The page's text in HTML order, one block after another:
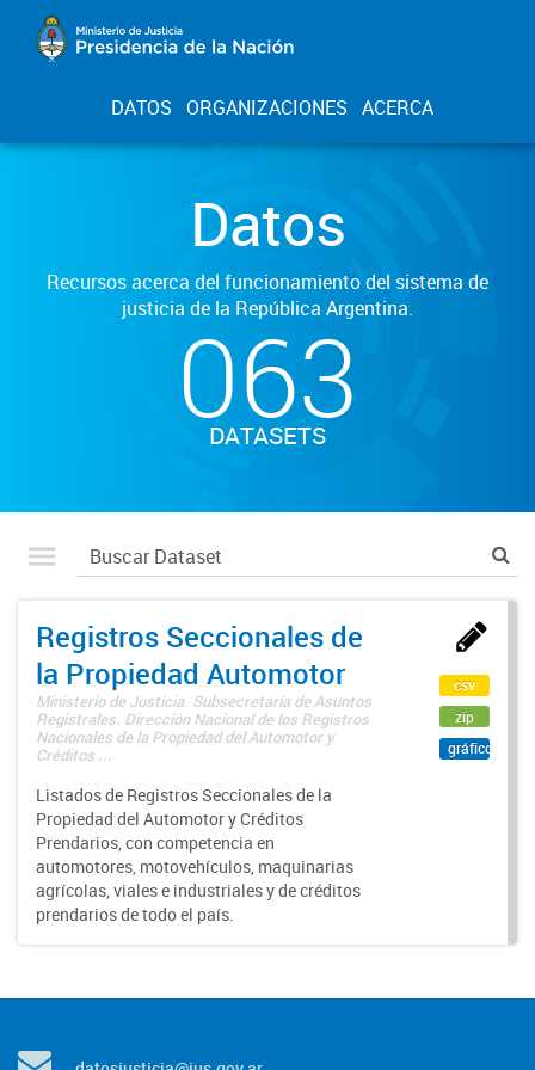
DATOS ORGANIZACIONES ACERCA
Datos
Recursos acerca del funcionamiento del sistema de
justicia de la República Argentina.
063
DATASETS
Registros Seccionales de
la Propiedad Automotor
Ministerio de Justicia. Subsecretaría de Asuntos
Registrales. Dirección Nacional de los Registros
Nacionales de la Propiedad del Automotor y
Créditos ...
Listados de Registros Seccionales de la
Propiedad del Automotor y Créditos
Prendarios, con competencia en
automotores, motovehículos, maquinarias
agrícolas, viales e industriales y de créditos
prendarios de todo el país.
csv
zip
gráfico